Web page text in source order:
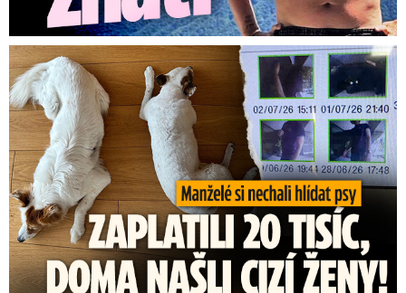
Za hlídání psů zaplatili 20 tisíc, doma našli cizí ženy!